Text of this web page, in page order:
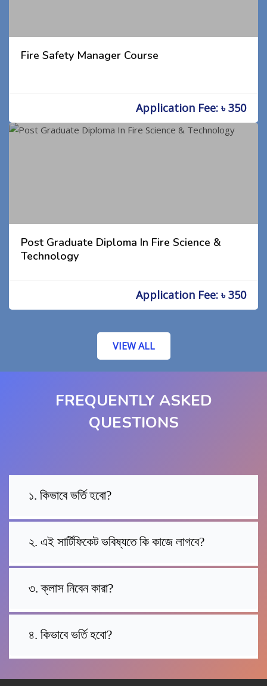
Fire Safety Manager Course
Application Fee: ৳ 350
Post Graduate Diploma In Fire Science &
Technology
Application Fee: ৳ 350
VIEW ALL
FREQUENTLY ASKED
QUESTIONS
১. কিভাবে ভর্তি হবো?
২. এই সার্টিফিকেট ভবিষ্যতে কি কাজে লাগবে?
৩. ক্লাস নিবেন কারা?
৪. কিভাবে ভর্তি হবো?